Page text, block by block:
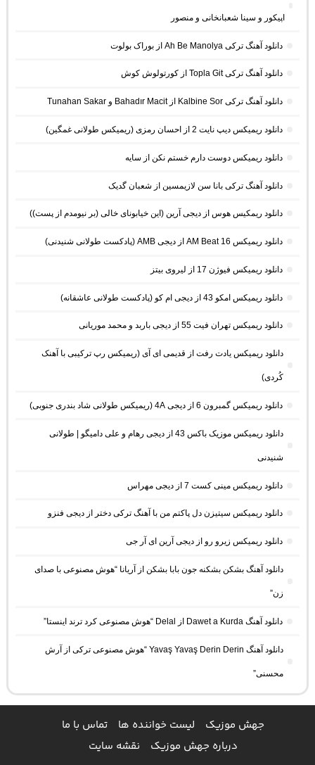
اپیکور و سینا شعبانخانی و منصور
دانلود آهنگ ترکی Ah Be Manolya از بوراک بولوت
دانلود آهنگ ترکی Topla Git از کورتولوش کوش
دانلود آهنگ ترکی Kalbine Sor از Bahadır Macit و Tunahan Sakar
دانلود ریمیکس دیپ نایت 2 از احسان رمزی (ریمیکس طولانی غمگین)
دانلود ریمیکس دوست دارم خستم نکن از سایه
دانلود آهنگ ترکی بانا سن لازیمسین از شعبان گدیک
دانلود ریمکیس هوس از دیجی آرین (این خیابونای خالی (بر نیومدم از پست))
دانلود ریمیکس AM Beat 16 از دیجی AMB (پادکست طولانی شنیدنی)
دانلود ریمیکس فیوژن 17 از لیروی بیتز
دانلود ریمیکس امکو 43 از دیجی ام کو (پادکست طولانی عاشقانه)
دانلود ریمیکس تهران فیت 55 از دیجی باربد و محمد موریانی
دانلود ریمیکس یادت رفت از قدیمی ای آی (ریمیکس رپ ترکیبی با آهنک
کُردی)
دانلود ریمیکس گمبرون 6 از دیجی 4A (ریمیکس طولانی شاد بندری جنوبی)
دانلود ریمیکس موزیک باکس 43 از دیجی رهام و علی دامیگو | طولانی
شنیدنی
دانلود ریمیکس مینی کست 7 از دیجی مهراس
دانلود ریمیکس سیتیزن دل پاکتم من با آهنگ ترکی دختر از دیجی فنزو
دانلود ریمیکس زیرو رو از دیجی آرین ای آر جی
دانلود آهنگ بشکن بشکنه جون بابا بشکن از آریانا “هوش مصنوعی با صدای
زن”
دانلود آهنگ Dawet a Kurda از Delal “هوش مصنوعی کرد ترند اینستا”
دانلود آهنگ Yavaş Yavaş Derin Derin “هوش مصنوعی ترکی از آرش
محسنی”
جهش موزیک لیست خواننده ها
تماس با ما
درباره جهش موزیک
نقشه سایت